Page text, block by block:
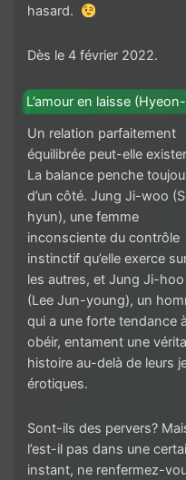
hasard.
Dès le 4 février 2022.
L’amour en laisse
Un relation parfaitement
équilibrée peut-elle
La balance penche
d’un côté. Jung Ji-woo
hyun), une femme
inconsciente du contrôle
instinctif qu’elle exerce
les autres, et Jung Ji-hoo
(Lee Jun-young), un
qui a une forte tendance à
obéir, entament une
histoire au-delà de leurs
érotiques.
Sont-ils des pervers?
l’est-il pas dans une
instant, ne renfermez-